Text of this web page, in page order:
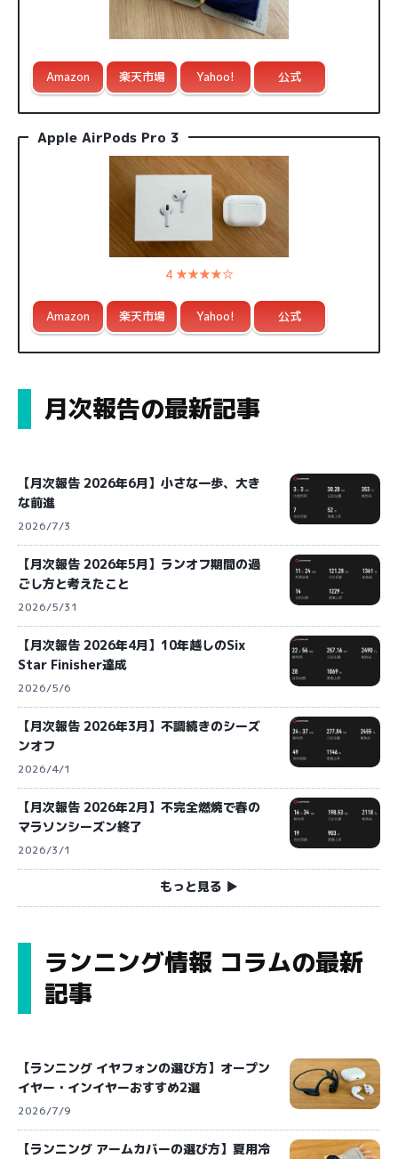
Amazon 楽天市場 Yahoo! 公式
Apple AirPods Pro 3
4 ★★★★☆
Amazon 楽天市場 Yahoo! 公式
月次報告の最新記事
【月次報告 2026年6月】小さな一歩、大き
な前進
2026/7/3
【月次報告 2026年5月】ランオフ期間の過
ごし方と考えたこと
2026/5/31
【月次報告 2026年4月】10年越しのSix
Star Finisher達成
2026/5/6
【月次報告 2026年3月】不調続きのシーズ
ンオフ
2026/4/1
【月次報告 2026年2月】不完全燃焼で春の
マラソンシーズン終了
2026/3/1
もっと見る ▶︎
ランニング情報 コラムの最新
記事
【ランニング イヤフォンの選び方】オープン
イヤー・インイヤーおすすめ2選
2026/7/9
【ランニング アームカバーの選び方】夏用冷